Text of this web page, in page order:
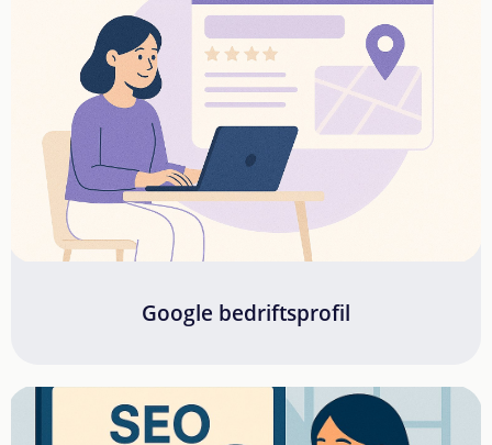
Google bedriftsprofil